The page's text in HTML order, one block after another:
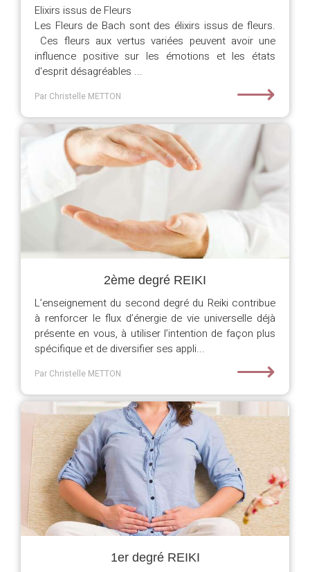
Elixirs issus de Fleurs
Les Fleurs de Bach sont des élixirs issus de fleurs.
Ces fleurs aux vertus variées peuvent avoir une
influence positive sur les émotions et les états
d'esprit désagréables ...
Par Christelle METTON ⟶
2ème degré REIKI
L’enseignement du second degré du Reiki contribue
à renforcer le flux d’énergie de vie universelle déjà
présente en vous, à utiliser l’intention de façon plus
spécifique et de diversifier ses appli...
Par Christelle METTON ⟶
1er degré REIKI